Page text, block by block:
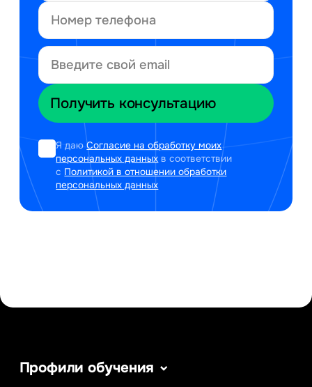
Я даюСогласие на обработку моих
персональных данных в соответствии
с Политикой в отношении обработки
персональных данных
Профили обучения